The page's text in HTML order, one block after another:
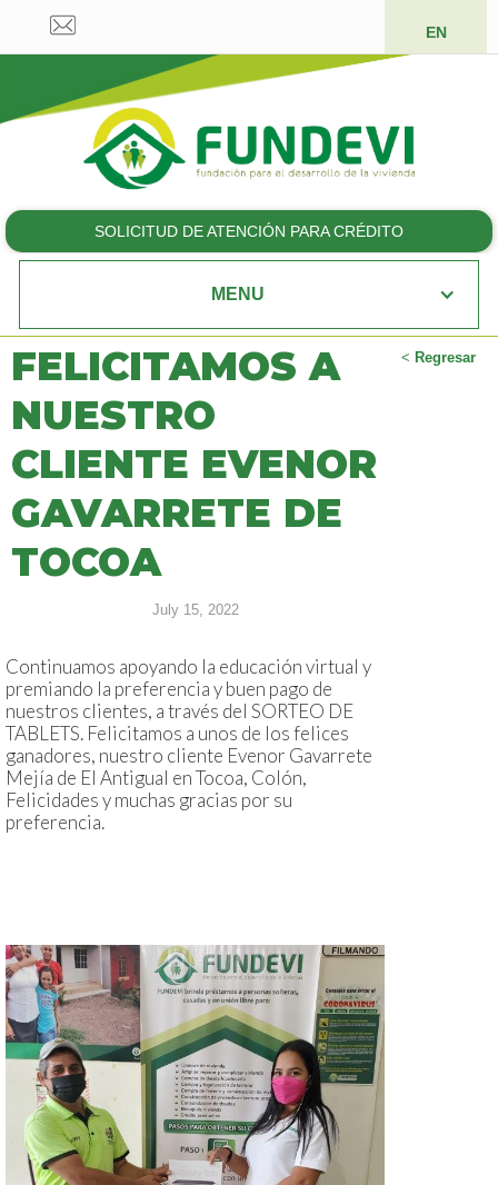
EN
SOLICITUD DE ATENCIÓN PARA CRÉDITO
MENU
< Regresar
FELICITAMOS A
NUESTRO
CLIENTE EVENOR
GAVARRETE DE
TOCOA
July 15, 2022
Continuamos apoyando la educación virtual y
premiando la preferencia y buen pago de
nuestros clientes, a través del SORTEO DE
TABLETS. Felicitamos a unos de los felices
ganadores, nuestro cliente Evenor Gavarrete
Mejía de El Antigual en Tocoa, Colón,
Felicidades y muchas gracias por su
preferencia.